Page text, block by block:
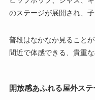
のステージが展開され、
普段はなかなか見ること
間近で体感できる、貴重な
開放感あふれる屋外ステ